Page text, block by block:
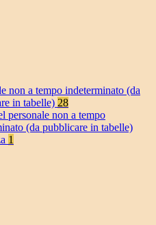
non a tempo indeterminato (da
in tabelle) 28
personale non a tempo
(da pubblicare in tabelle)
1